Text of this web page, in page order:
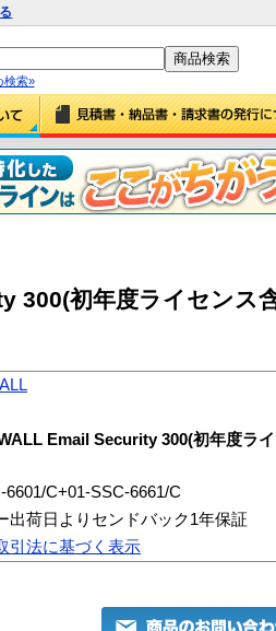
検索»
300(初年度ライセンス
Email Security 300(初年度ラ
6601/C+01-SSC-6661/C
出荷日よりセンドバック1年保証
引法に基づく表示